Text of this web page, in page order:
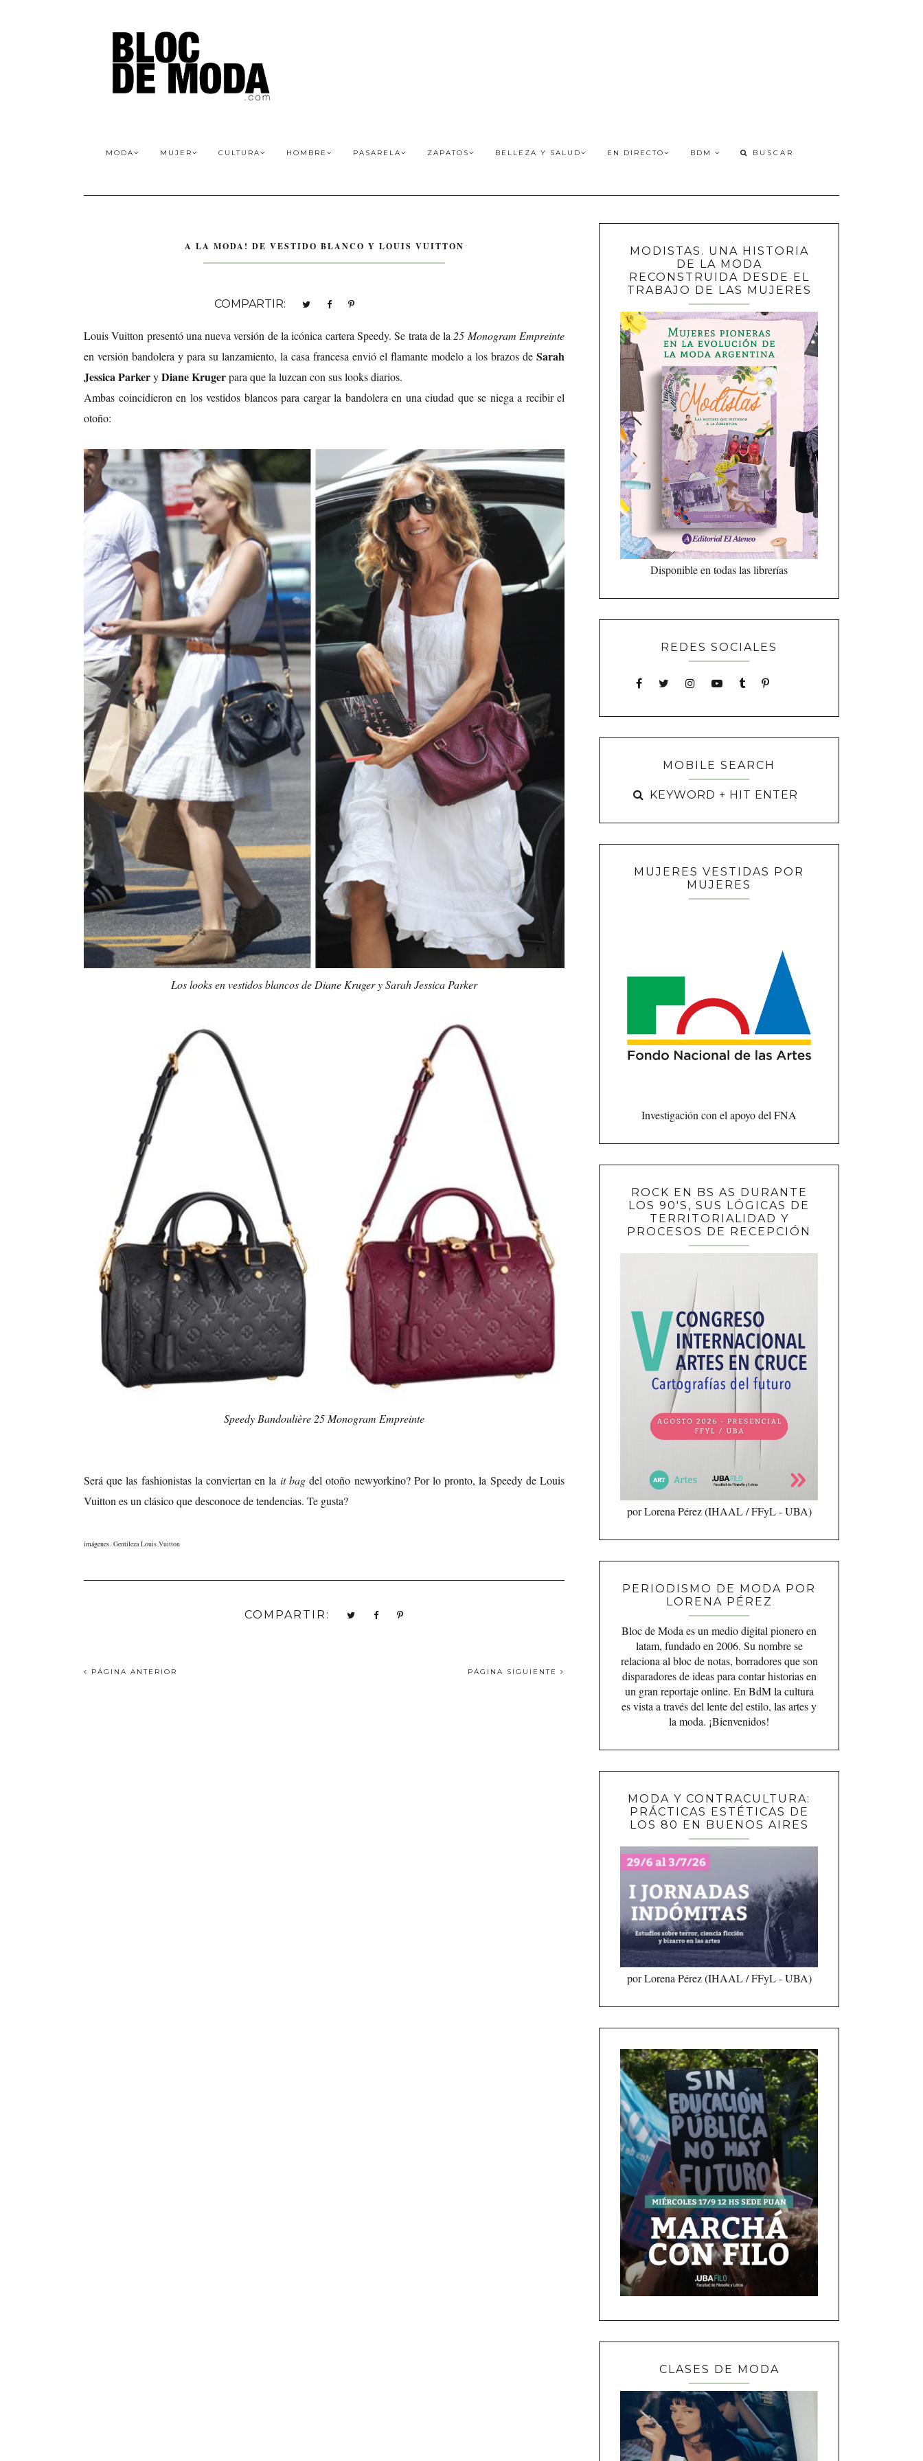
MODA MUJER CULTURA HOMBRE PASARELA ZAPATOS BELLEZA Y SALUD EN DIRECTO BDM
A LA MODA! DE VESTIDO BLANCO Y LOUIS VUITTON
COMPARTIR:
Louis Vuitton presentó una nueva versión de la icónica cartera Speedy. Se trata de la25 Monogram Empreinte
en versión bandolera y para su lanzamiento, la casa francesa envió el flamante modelo a los brazos de Sarah
Jessica ParkeryDiane Krugerpara que la luzcan con sus looks diarios.
Ambas coincidieron en los vestidos blancos para cargar la bandolera en una ciudad que se niega a recibir el
otoño:
Los looks en vestidos blancos de Diane Kruger y Sarah Jessica Parker
Speedy Bandoulière 25 Monogram Empreinte
Será que las fashionistas la conviertan en la it bagdel otoño newyorkino? Por lo pronto, la Speedy de Louis
Vuitton es un clásico que desconoce de tendencias. Te gusta?
imágenes. Gentileza Louis Vuitton
COMPARTIR:
PÁGINA ANTERIOR PÁGINA SIGUIENTE
MODISTAS. UNA HISTORIA
DE LA MODA
RECONSTRUIDA DESDE EL
TRABAJO DE LAS MUJERES
Disponible en todas las librerías
REDES SOCIALES
MOBILE SEARCH
MUJERES VESTIDAS POR
MUJERES
Investigación con el apoyo del FNA
ROCK EN BS AS DURANTE
LOS 90'S, SUS LÓGICAS DE
TERRITORIALIDAD Y
PROCESOS DE RECEPCIÓN
por Lorena Pérez (IHAAL / FFyL - UBA)
PERIODISMO DE MODA POR
LORENA PÉREZ
Bloc de Moda es un medio digital pionero en
latam, fundado en 2006. Su nombre se
relaciona al bloc de notas, borradores que son
disparadores de ideas para contar historias en
un gran reportaje online. En BdM la cultura
es vista a través del lente del estilo, las artes y
la moda. ¡Bienvenidos!
MODA Y CONTRACULTURA:
PRÁCTICAS ESTÉTICAS DE
LOS 80 EN BUENOS AIRES
por Lorena Pérez (IHAAL / FFyL - UBA)
CLASES DE MODA